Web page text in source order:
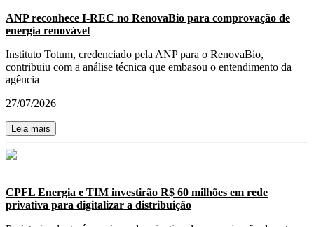
ANP reconhece I-REC no RenovaBio para comprovação de
energia renovável
Instituto Totum, credenciado pela ANP para o RenovaBio,
contribuiu com a análise técnica que embasou o entendimento da
agência
27/07/2026
Leia mais
CPFL Energia e TIM investirão R$ 60 milhões em rede
privativa para digitalizar a distribuição